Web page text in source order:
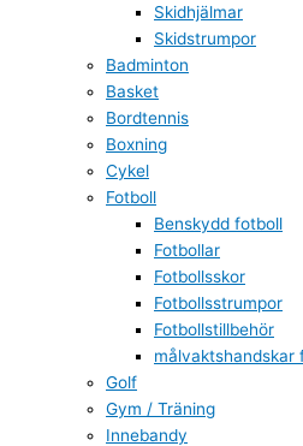
Skidhjälmar
Skidstrumpor
Badminton
Basket
Bordtennis
Boxning
Cykel
Fotboll
Benskydd fotboll
Fotbollar
Fotbollsskor
Fotbollsstrumpor
Fotbollstillbehör
målvaktshandskar
Golf
Gym / Träning
Innebandy